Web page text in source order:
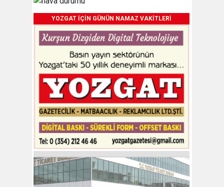
YOZGAT İÇİN GÜNÜN NAMAZ VAKİTLERİ